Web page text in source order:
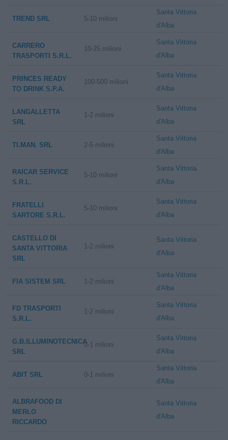
TREND SRL 5-10 milioni
Santa Vittoria
d'Alba
CARRERO
TRASPORTI S.R.L.
10-25 milioni
Santa Vittoria
d'Alba
PRINCES READY
TO DRINK S.P.A.
100-500 milioni
Santa Vittoria
d'Alba
LANGALLETTA
SRL
1-2 milioni
Santa Vittoria
d'Alba
TI.MAN. SRL 2-5 milioni
Santa Vittoria
d'Alba
RAICAR SERVICE
S.R.L.
5-10 milioni
Santa Vittoria
d'Alba
FRATELLI
SARTORE S.R.L.
5-10 milioni
Santa Vittoria
d'Alba
CASTELLO DI
SANTA VITTORIA
SRL
1-2 milioni
Santa Vittoria
d'Alba
FIA SISTEM SRL 1-2 milioni
Santa Vittoria
d'Alba
FD TRASPORTI
S.R.L.
1-2 milioni
Santa Vittoria
d'Alba
G.B.ILLUMINOTECNICA
SRL
0-1 milioni
Santa Vittoria
d'Alba
ABIT SRL 0-1 milioni
Santa Vittoria
d'Alba
ALBRAFOOD DI
MERLO
RICCARDO
Santa Vittoria
d'Alba